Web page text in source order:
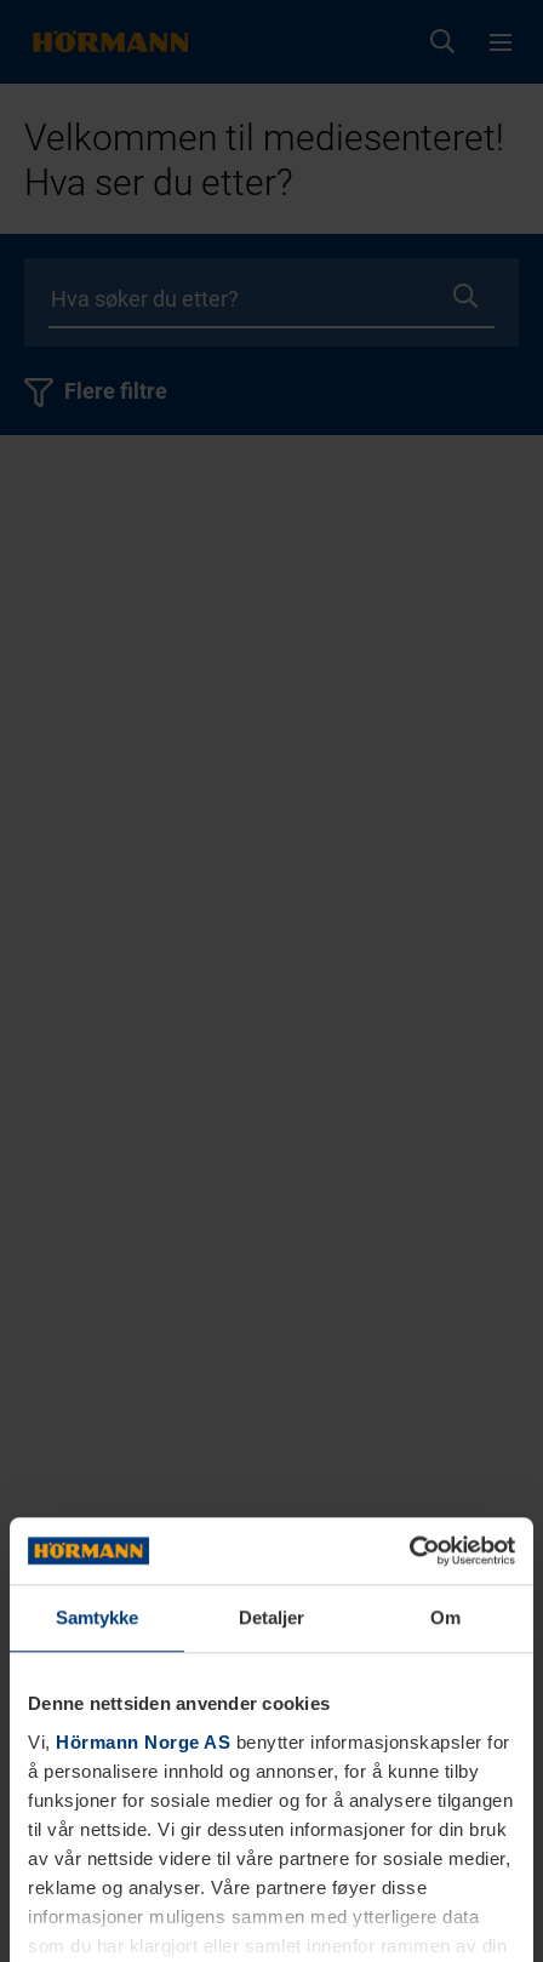
Samtykke Detaljer Om
Denne nettsiden anvender cookies
Vi, Hörmann Norge AS benytter informasjonskapsler for
å personalisere innhold og annonser, for å kunne tilby
funksjoner for sosiale medier og for å analysere tilgangen
til vår nettside. Vi gir dessuten informasjoner for din bruk
av vår nettside videre til våre partnere for sosiale medier,
reklame og analyser. Våre partnere føyer disse
informasjoner muligens sammen med ytterligere data
som du har klargjort eller samlet innenfor rammen av din
Velkommen til mediesenteret!
Hva ser du etter?
Flere filtre